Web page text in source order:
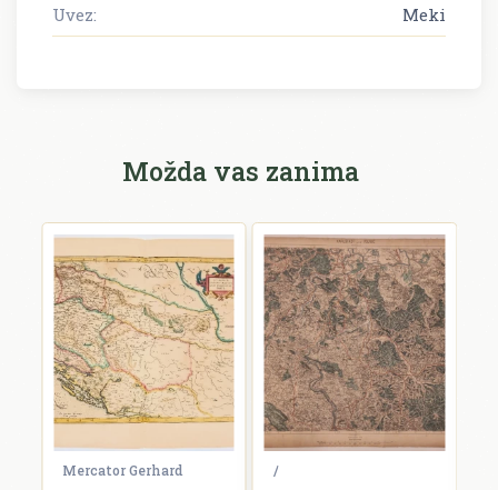
Uvez:
Meki
Možda vas zanima
Mercator Gerhard /